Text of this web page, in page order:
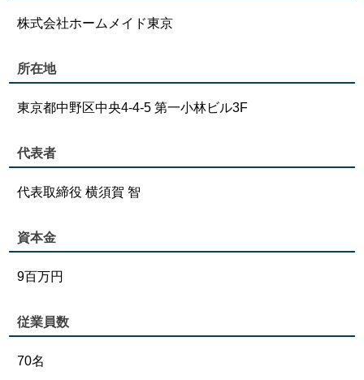
株式会社ホームメイド東京
所在地
東京都中野区中央4-4-5 第一小林ビル3F
代表者
代表取締役 横須賀 智
資本金
9百万円
従業員数
70名